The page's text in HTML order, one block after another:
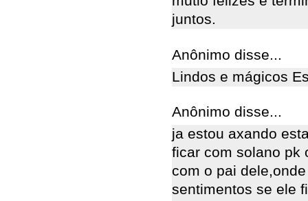
juntos.
Anônimo disse...
Lindos e mágicos
Anônimo disse...
ja estou axando
ficar com solano pk
com o pai
sentimentos se ele